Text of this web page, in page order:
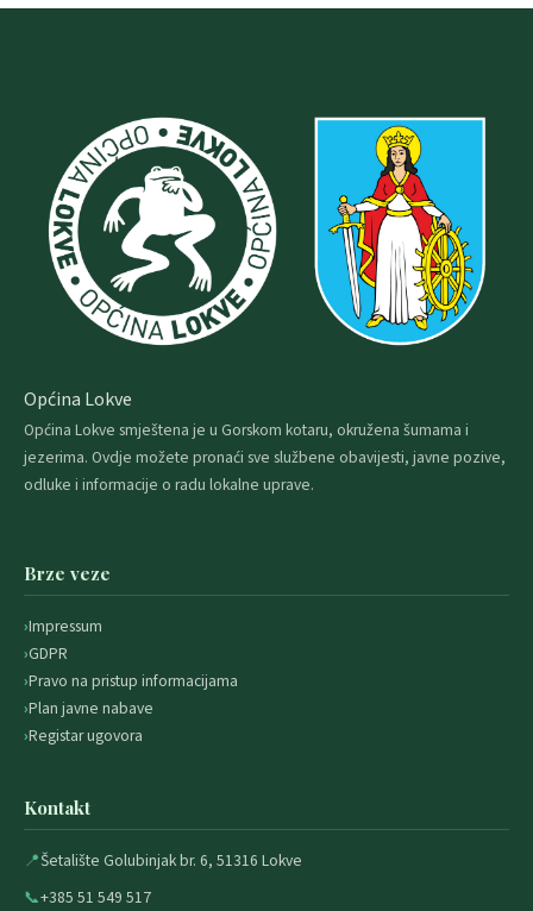
Općina Lokve
Općina Lokve smještena je u Gorskom kotaru, okružena šumama i
jezerima. Ovdje možete pronaći sve službene obavijesti, javne pozive,
odluke i informacije o radu lokalne uprave.
Brze veze
Impressum
GDPR
Pravo na pristup informacijama
Plan javne nabave
Registar ugovora
Kontakt
📍Šetalište Golubinjak br. 6, 51316 Lokve
📞+385 51 549 517